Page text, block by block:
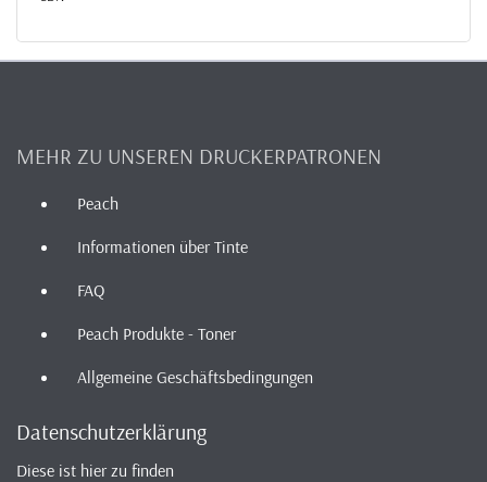
MEHR ZU UNSEREN DRUCKERPATRONEN
Peach
Informationen über Tinte
FAQ
Peach Produkte - Toner
Allgemeine Geschäftsbedingungen
Datenschutzerklärung
Diese ist hier zu finden